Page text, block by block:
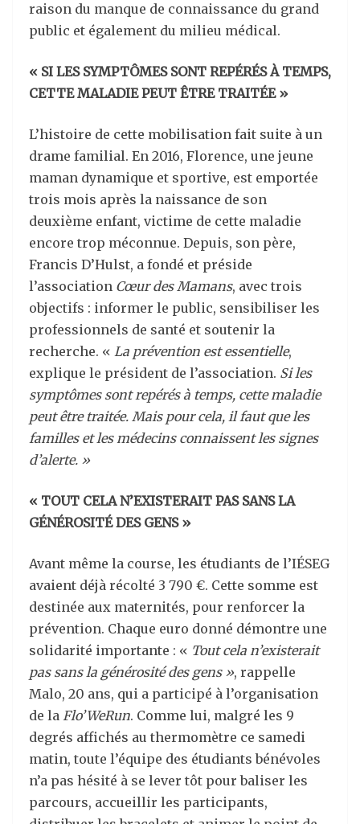
raison du manque de connaissance du grand
public et également du milieu médical.
« SI LES SYMPTÔMES SONT REPÉRÉS À TEMPS,
CETTE MALADIE PEUT ÊTRE TRAITÉE »
L’histoire de cette mobilisation fait suite à un
drame familial. En 2016, Florence, une jeune
maman dynamique et sportive, est emportée
trois mois après la naissance de son
deuxième enfant, victime de cette maladie
encore trop méconnue. Depuis, son père,
Francis D’Hulst, a fondé et préside
l’association Cœur des Mamans, avec trois
objectifs : informer le public, sensibiliser les
professionnels de santé et soutenir la
recherche. « La prévention est essentielle,
explique le président de l’association. Si les
symptômes sont repérés à temps, cette maladie
peut être traitée. Mais pour cela, il faut que les
familles et les médecins connaissent les signes
d’alerte. »
« TOUT CELA N’EXISTERAIT PAS SANS LA
GÉNÉROSITÉ DES GENS »
Avant même la course, les étudiants de l’IÉSEG
avaient déjà récolté 3 790 €. Cette somme est
destinée aux maternités, pour renforcer la
prévention. Chaque euro donné démontre une
solidarité importante : « Tout cela n’existerait
pas sans la générosité des gens », rappelle
Malo, 20 ans, qui a participé à l’organisation
de la Flo’WeRun. Comme lui, malgré les 9
degrés affichés au thermomètre ce samedi
matin, toute l’équipe des étudiants bénévoles
n’a pas hésité à se lever tôt pour baliser les
parcours, accueillir les participants,